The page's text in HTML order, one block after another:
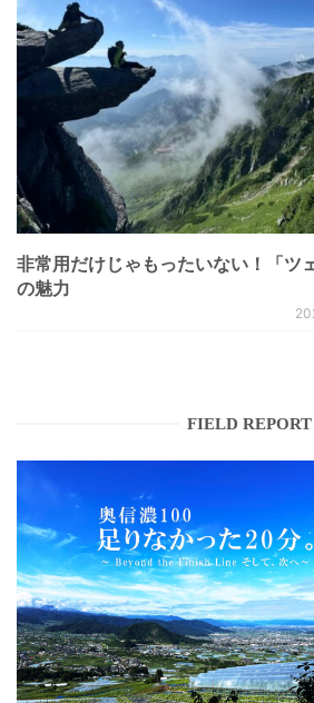
非常用だけじゃもったいない！「ツ
の魅力
FIELD REPORT